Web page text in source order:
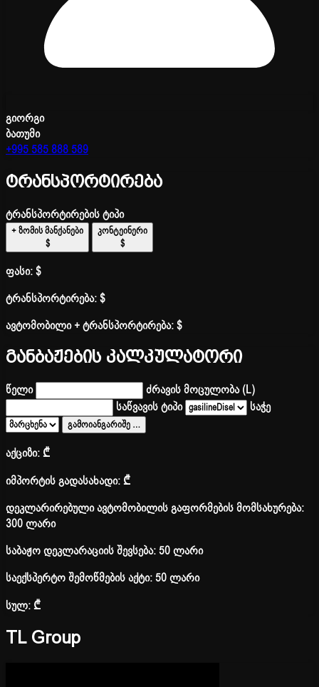
გიორგი
ბათუმი
+995 585 888 589
ტრანსპორტირება
ტრანსპორტირების ტიპი
+ ზომის მანქანები
$
კონტეინერი
$
ფასი:$
ტრანსპორტირება:$
ავტომობილი + ტრანსპორტირება:$
განბაჟების კალკულატორი
წელი
ძრავის მოცულობა (L)
საწვავის ტიპი
საჭე
გამოიანგარიშე …
აქციზი:₾
იმპორტის გადასახადი:₾
დეკლარირებული ავტომობილის გაფორმების მომსახურება:
300 ლარი
საბაჟო დეკლარაციის შევსება: 50 ლარი
საექსპერტო შემოწმების აქტი: 50 ლარი
სულ:₾
TL Group